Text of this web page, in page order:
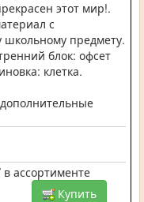
этот мир!.
с
школьному предмету.
блок: офсет
клетка.
ассортименте
Купить